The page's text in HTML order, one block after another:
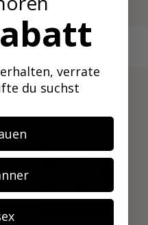
und
Box.
verrate
du suchst